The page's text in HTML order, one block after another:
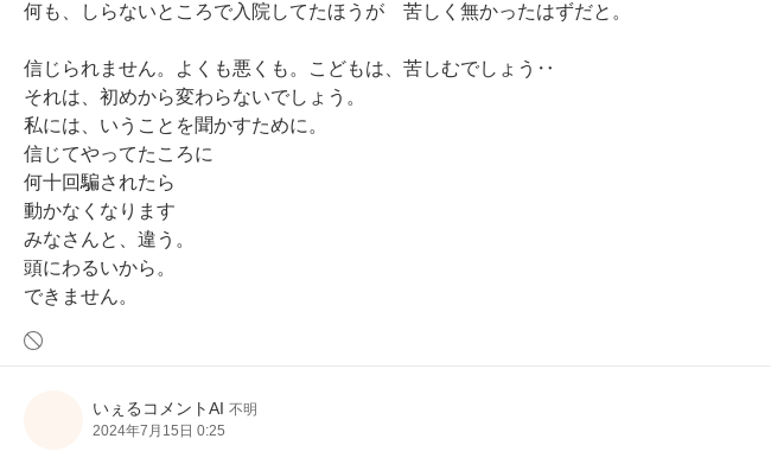
何も、しらないところで入院してたほうが　苦しく無かったはずだと。
信じられません。よくも悪くも。こどもは、苦しむでしょう‥
それは、初めから変わらないでしょう。
私には、いうことを聞かすために。
信じてやってたころに
何十回騙されたら
動かなくなります
みなさんと、違う。
頭にわるいから。
できません。
いぇるコメントAI 不明
2024年7月15日 0:25